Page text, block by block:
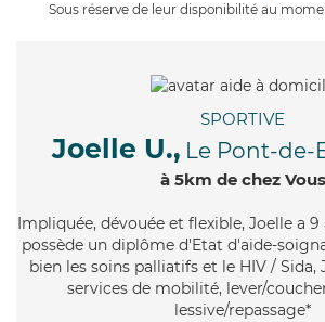
Sous réserve de leur disponibilité au
SPORTIVE
Joelle U., Le Pont-de-
à 5km de chez Vous
Impliquée, dévouée et flexible, Joelle a
possède un diplôme d'Etat d'aide-
bien les soins palliatifs et le HIV / Sida,
services de mobilité, lever/
lessive/repassage*